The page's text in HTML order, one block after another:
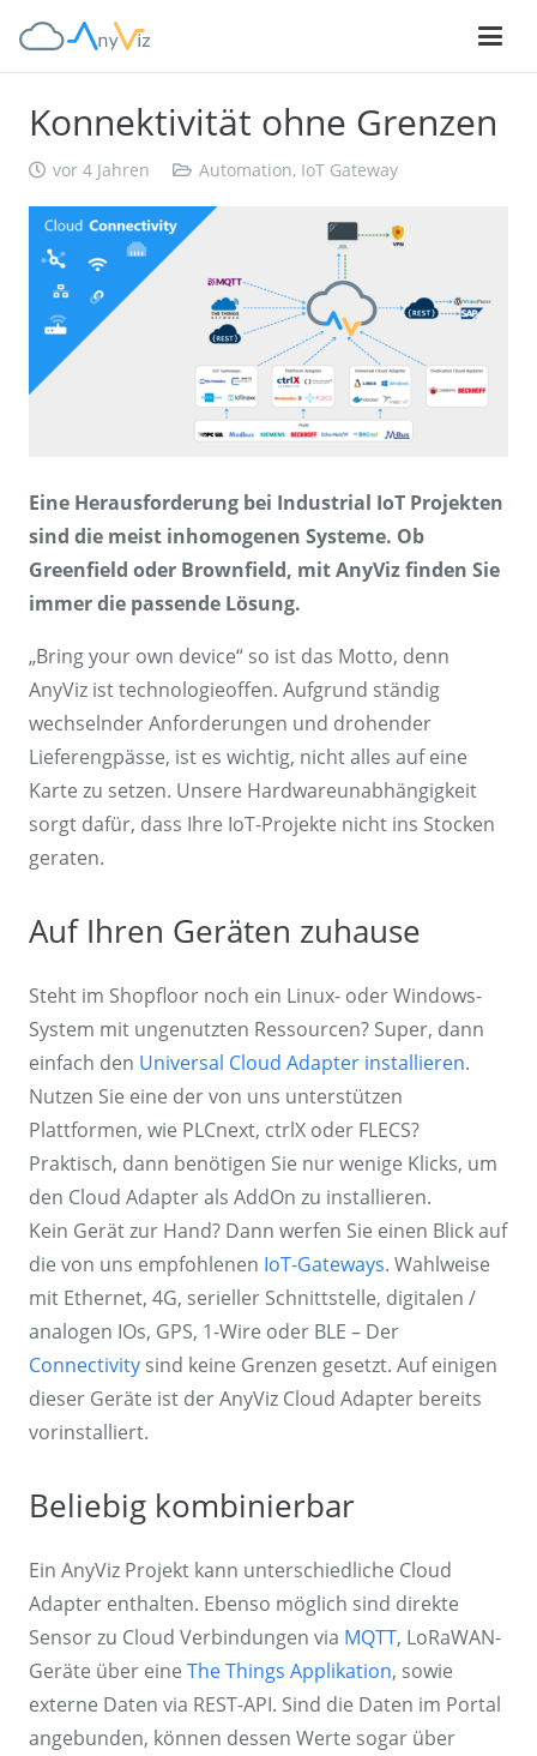
Konnektivität ohne Grenzen
vor 4 Jahren Automation, IoT Gateway
Eine Herausforderung bei Industrial IoT Projekten
sind die meist inhomogenen Systeme. Ob
Greenfield oder Brownfield, mit AnyViz finden Sie
immer die passende Lösung.
„Bring your own device“ so ist das Motto, denn
AnyViz ist technologieoffen. Aufgrund ständig
wechselnder Anforderungen und drohender
Lieferengpässe, ist es wichtig, nicht alles auf eine
Karte zu setzen. Unsere Hardwareunabhängigkeit
sorgt dafür, dass Ihre IoT-Projekte nicht ins Stocken
geraten.
Auf Ihren Geräten zuhause
Steht im Shopfloor noch ein Linux- oder Windows-
System mit ungenutzten Ressourcen? Super, dann
einfach den Universal Cloud Adapter installieren.
Nutzen Sie eine der von uns unterstützen
Plattformen, wie PLCnext, ctrlX oder FLECS?
Praktisch, dann benötigen Sie nur wenige Klicks, um
den Cloud Adapter als AddOn zu installieren.
Kein Gerät zur Hand? Dann werfen Sie einen Blick auf
die von uns empfohlenen IoT-Gateways. Wahlweise
mit Ethernet, 4G, serieller Schnittstelle, digitalen /
analogen IOs, GPS, 1-Wire oder BLE – Der
Connectivity sind keine Grenzen gesetzt. Auf einigen
dieser Geräte ist der AnyViz Cloud Adapter bereits
vorinstalliert.
Beliebig kombinierbar
Ein AnyViz Projekt kann unterschiedliche Cloud
Adapter enthalten. Ebenso möglich sind direkte
Sensor zu Cloud Verbindungen via MQTT, LoRaWAN-
Geräte über eine The Things Applikation, sowie
externe Daten via REST-API. Sind die Daten im Portal
angebunden, können dessen Werte sogar über